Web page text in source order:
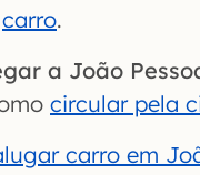
carro.
a João
circular pela
carro em